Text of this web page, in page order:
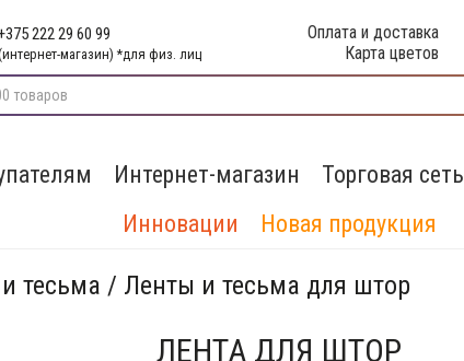
222 29 60 99
магазин) *для физ. лиц
Оплата и доставка
Карта цветов
Интернет-магазин Торговая сеть
Инновации
Новая продукция
тесьма / Ленты и тесьма для штор
ЛЕНТА ДЛЯ ШТОР